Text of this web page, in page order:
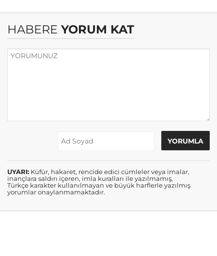
HABERE YORUM KAT
UYARI: Küfür, hakaret, rencide edici cümleler veya imalar,
inançlara saldırı içeren, imla kuralları ile yazılmamış,
Türkçe karakter kullanılmayan ve büyük harflerle yazılmış
yorumlar onaylanmamaktadır.